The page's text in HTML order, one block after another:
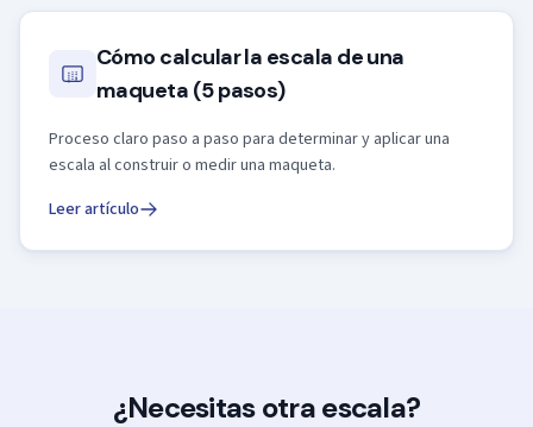
Cómo calcular la escala de una
maqueta (5 pasos)
Proceso claro paso a paso para determinar y aplicar una
escala al construir o medir una maqueta.
Leer artículo
¿Necesitas otra escala?